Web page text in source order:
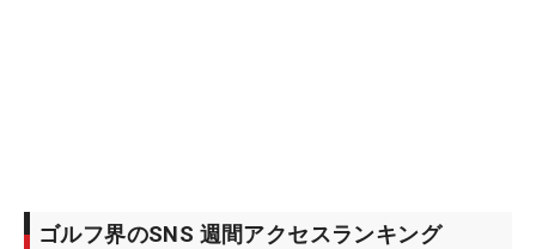
ゴルフ界のSNS 週間アクセスランキング